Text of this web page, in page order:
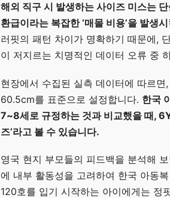
해외 직구 시 발생하는 사이즈 미스는
환급이라는 복잡한 ‘매몰 비용’을 발생
러핏의 패턴 차이가 명확하기 때문에,
이 저지르는 치명적인 데이터 오류 중
현장에서 수집된 실측 데이터에 따르
60.5cm를 표준으로 설정합니다. 한국
7~8세로 규정하는 것과 비교했을 때,
즈’라고 볼 수 있습니다.
영국 현지 부모들의 피드백을 분석해
에 내부 활동성을 고려하여 한국 아동
120호를 입기 시작하는 아이에게는 정